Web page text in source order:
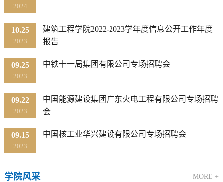
2024
10.25
2023
建筑工程学院2022-2023学年度信息公开工作年度
报告
09.25
2023
中铁十一局集团有限公司专场招聘会
09.22
2023
中国能源建设集团广东火电工程有限公司专场招聘
会
09.15
2023
中国核工业华兴建设有限公司专场招聘会
学院风采 MORE +